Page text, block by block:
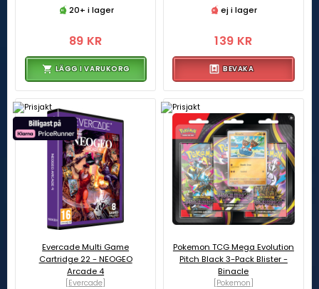
20+ i lager
89 KR
LÄGG I VARUKORG
ej i lager
139 KR
BEVAKA
Evercade Multi Game
Cartridge 22 - NEOGEO
Arcade 4
[Evercade]
Pokemon TCG Mega Evolution
Pitch Black 3-Pack Blister -
Binacle
[Pokemon]